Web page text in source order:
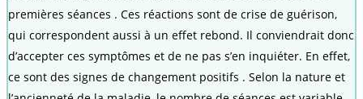
premières séances . Ces réactions sont de crise de guérison,
qui correspondent aussi à un effet rebond. Il conviendrait donc
d’accepter ces symptômes et de ne pas s’en inquiéter. En effet,
ce sont des signes de changement positifs . Selon la nature et